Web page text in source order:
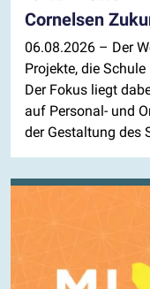
Cornelsen
06.08.2026 – Der
Projekte, die
Der Fokus liegt
auf Personal- und
der Gestaltung des